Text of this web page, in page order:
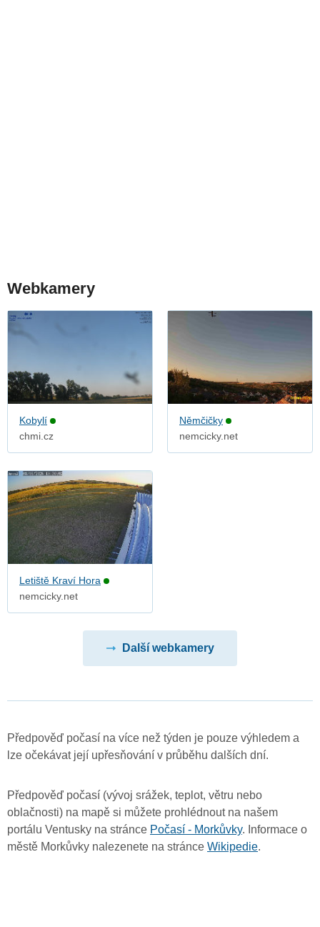
Webkamery
Kobylí
chmi.cz
Němčičky
nemcicky.net
Letiště Kraví Hora
nemcicky.net
Další webkamery
Předpověď počasí na více než týden je pouze výhledem a
lze očekávat její upřesňování v průběhu dalších dní.
Předpověď počasí (vývoj srážek, teplot, větru nebo
oblačnosti) na mapě si můžete prohlédnout na našem
portálu Ventusky na stránce Počasí - Morkůvky. Informace o
městě Morkůvky nalezenete na stránce Wikipedie.